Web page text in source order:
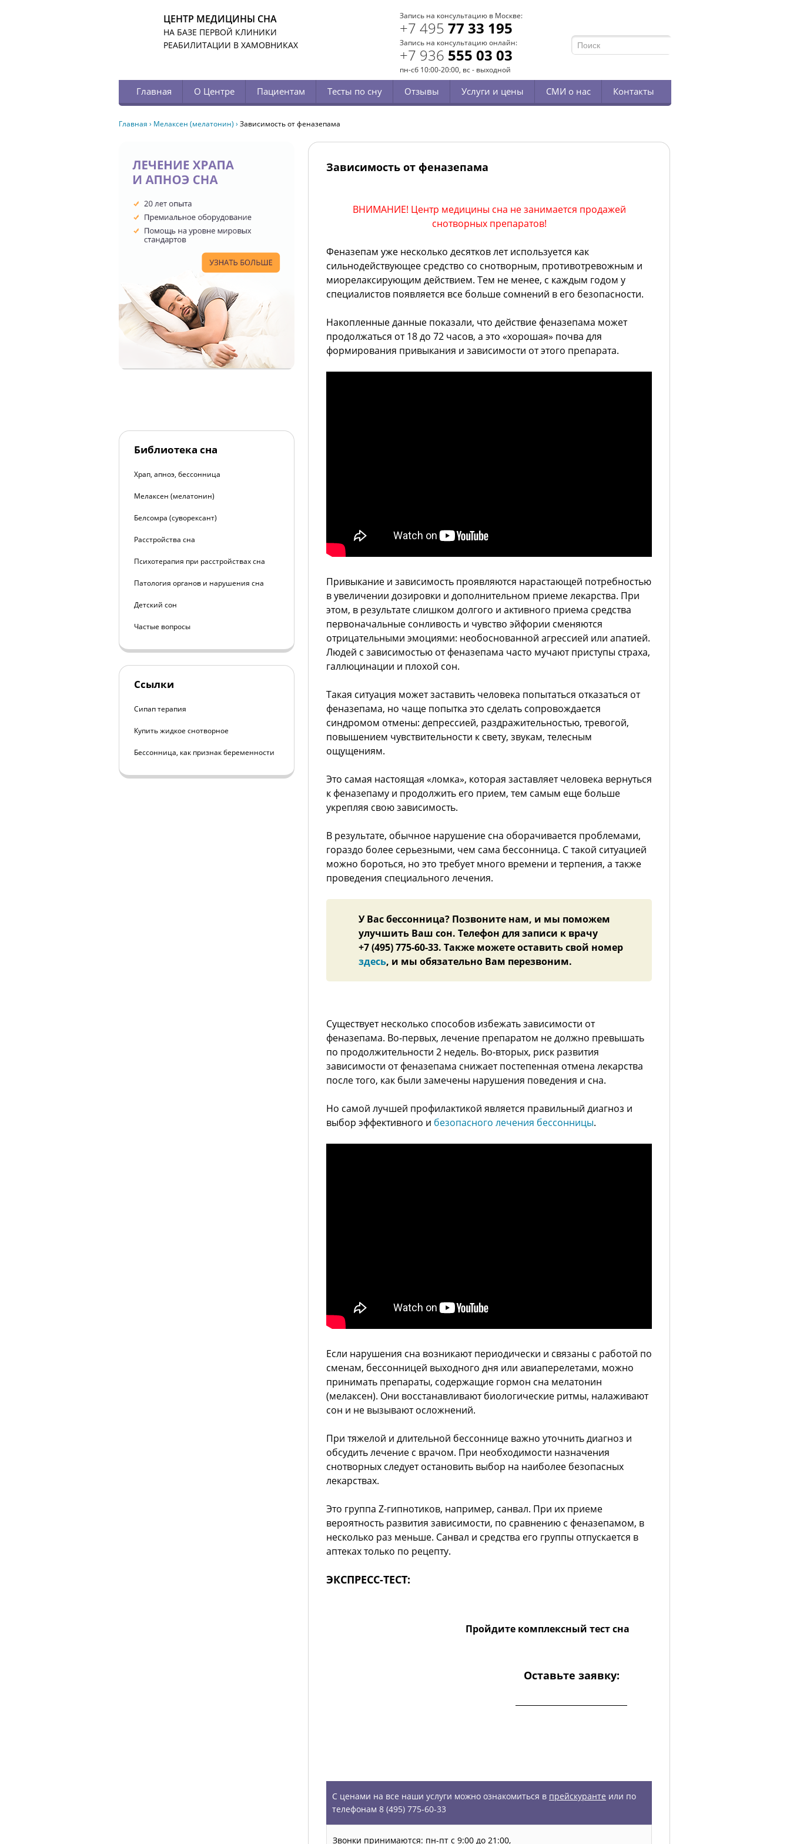
ЦЕНТР МЕДИЦИНЫ СНА
НА БАЗЕ ПЕРВОЙ КЛИНИКИ
РЕАБИЛИТАЦИИ В ХАМОВНИКАХ
Запись на консультацию в Москве:
+7 495 77 33 195
Запись на консультацию онлайн:
+7 936 555 03 03
пн-сб 10:00-20:00, вс - выходной
Главная О Центре Пациентам Тесты по сну Отзывы Услуги и цены СМИ о нас Контакты
Главная › Мелаксен (мелатонин) › Зависимость от феназепама
Зависимость от феназепама
ВНИМАНИЕ! Центр медицины сна не занимается продажей
снотворных препаратов!
Феназепам уже несколько десятков лет используется как
сильнодействующее средство со снотворным, противотревожным и
миорелаксирующим действием. Тем не менее, с каждым годом у
специалистов появляется все больше сомнений в его безопасности.
Накопленные данные показали, что действие феназепама может
продолжаться от 18 до 72 часов, а это «хорошая» почва для
формирования привыкания и зависимости от этого препарата.
Привыкание и зависимость проявляются нарастающей потребностью
в увеличении дозировки и дополнительном приеме лекарства. При
этом, в результате слишком долгого и активного приема средства
первоначальные сонливость и чувство эйфории сменяются
отрицательными эмоциями: необоснованной агрессией или апатией.
Людей с зависимостью от феназепама часто мучают приступы страха,
галлюцинации и плохой сон.
Такая ситуация может заставить человека попытаться отказаться от
феназепама, но чаще попытка это сделать сопровождается
синдромом отмены: депрессией, раздражительностью, тревогой,
повышением чувствительности к свету, звукам, телесным
ощущениям.
Это самая настоящая «ломка», которая заставляет человека вернуться
к феназепаму и продолжить его прием, тем самым еще больше
укрепляя свою зависимость.
В результате, обычное нарушение сна оборачивается проблемами,
гораздо более серьезными, чем сама бессонница. С такой ситуацией
можно бороться, но это требует много времени и терпения, а также
проведения специального лечения.
У Вас бессонница? Позвоните нам, и мы поможем
улучшить Ваш сон. Телефон для записи к врачу
+7 (495) 775-60-33. Также можете оставить свой номер
здесь, и мы обязательно Вам перезвоним.
Существует несколько способов избежать зависимости от
феназепама. Во-первых, лечение препаратом не должно превышать
по продолжительности 2 недель. Во-вторых, риск развития
зависимости от феназепама снижает постепенная отмена лекарства
после того, как были замечены нарушения поведения и сна.
Но самой лучшей профилактикой является правильный диагноз и
выбор эффективного и безопасного лечения бессонницы.
Если нарушения сна возникают периодически и связаны с работой по
сменам, бессонницей выходного дня или авиаперелетами, можно
принимать препараты, содержащие гормон сна мелатонин
(мелаксен). Они восстанавливают биологические ритмы, налаживают
сон и не вызывают осложнений.
При тяжелой и длительной бессоннице важно уточнить диагноз и
обсудить лечение с врачом. При необходимости назначения
снотворных следует остановить выбор на наиболее безопасных
лекарствах.
Это группа Z-гипнотиков, например, санвал. При их приеме
вероятность развития зависимости, по сравнению с феназепамом, в
несколько раз меньше. Санвал и средства его группы отпускается в
аптеках только по рецепту.
ЭКСПРЕСС-ТЕСТ:
Пройдите комплексный тест сна
Оставьте заявку:
С ценами на все наши услуги можно ознакомиться в прейскуранте или по
телефонам 8 (495) 775-60-33
Звонки принимаются: пн-пт с 9:00 до 21:00,
Библиотека сна
Храп, апноэ, бессонница
Мелаксен (мелатонин)
Белсомра (суворексант)
Расстройства сна
Психотерапия при расстройствах сна
Патология органов и нарушения сна
Детский сон
Частые вопросы
Ссылки
Сипап терапия
Купить жидкое снотворное
Бессонница, как признак беременности